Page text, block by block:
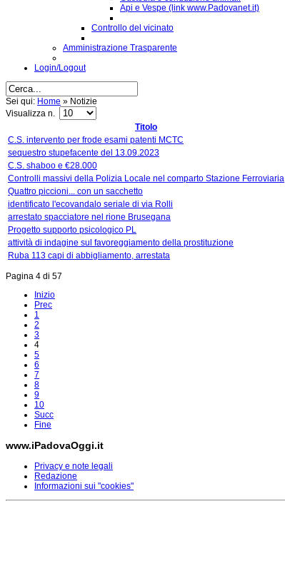
Api e Vespe (link www.Padovanet.it)
Controllo del vicinato
Amministrazione Trasparente
Login/Logout
Sei qui: Home » Notizie
Visualizza n.
Titolo
C.S. intervento per frode esami patenti MCTC
sequestro stupefacente del 13.09.2023
C.S. shaboo e €28.000
Controlli massivi della Polizia Locale nel comparto Stazione Ferroviaria
Quattro piccioni... con un sacchetto
identificato l'ecovandalo seriale di via Rolli
arrestato spacciatore nel rione Brusegana
Progetto supporto psicologico PL
attività di indagine sul favoreggiamento della prostituzione
Ruba 113 capi di abbigliamento, arrestata
Pagina 4 di 57
Inizio
Prec
1
2
3
4
5
6
7
8
9
10
Succ
Fine
www.iPadovaOggi.it
Privacy e note legali
Redazione
Informazioni sui "cookies"